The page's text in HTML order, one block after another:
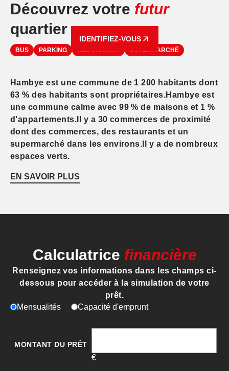
Découvrez votre futur
quartier
IDENTIFIEZ-VOUS
Hambye est une commune de 1 200 habitants dont
63 % des habitants sont propriétaires.Hambye est
une commune calme avec 99 % de maisons et 1 %
d'appartements.Il y a 30 commerces de proximité
dont des commerces, des restaurants et un
supermarché dans les environs.Il y a de nombreux
espaces verts.
EN SAVOIR PLUS
BUS PARKING RESTAURANT SUPERMARCHÉ
Calculatrice financière
Renseignez vos informations dans les champs ci-
dessous pour accéder à la simulation de votre
prêt.